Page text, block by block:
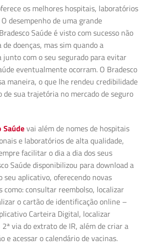
os melhores hospitais, laboratórios
desempenho de uma grande
Saúde é visto com sucesso não
doenças, mas sim quando a
com o seu segurado para evitar
eventualmente ocorram. O Bradesco
maneira, o que lhe rendeu credibilidade
de sua trajetória no mercado de seguro
Saúdevai além de nomes de hospitais
e laboratórios de alta qualidade,
facilitar o dia a dia dos seus
Saúde disponibilizou para download a
seu aplicativo, oferecendo novas
como: consultar reembolso, localizar
o cartão de identificação online –
Carteira Digital, localizar
via do extrato de IR, além de criar a
e acessar o calendário de vacinas.